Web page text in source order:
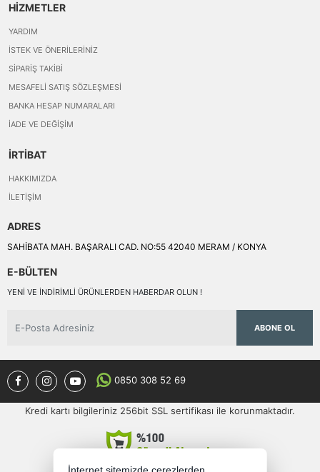
HİZMETLER
YARDIM
İSTEK VE ÖNERILERINIZ
SIPARIŞ TAKIBI
MESAFELI SATIŞ SÖZLEŞMESI
BANKA HESAP NUMARALARI
İADE VE DEĞIŞIM
İRTİBAT
HAKKIMIZDA
İLETIŞIM
ADRES
SAHİBATA MAH. BAŞARALI CAD. NO:55 42040 MERAM / KONYA
E-BÜLTEN
YENI VE INDIRIMLI ÜRÜNLERDEN HABERDAR OLUN !
ABONE OL
0850 308 52 69
Kredi kartı bilgileriniz 256bit SSL sertifikası ile korunmaktadır.